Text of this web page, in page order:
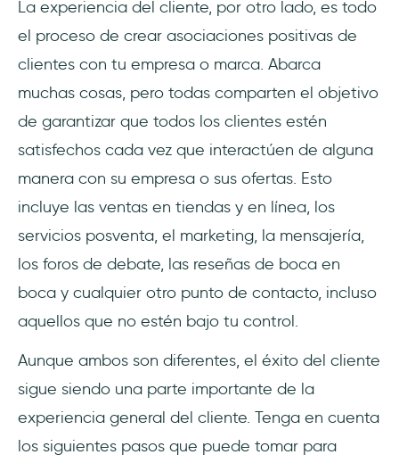
La experiencia del cliente, por otro lado, es todo
el proceso de crear asociaciones positivas de
clientes con tu empresa o marca. Abarca
muchas cosas, pero todas comparten el objetivo
de garantizar que todos los clientes estén
satisfechos cada vez que interactúen de alguna
manera con su empresa o sus ofertas. Esto
incluye las ventas en tiendas y en línea, los
servicios posventa, el marketing, la mensajería,
los foros de debate, las reseñas de boca en
boca y cualquier otro punto de contacto, incluso
aquellos que no estén bajo tu control.
Aunque ambos son diferentes, el éxito del cliente
sigue siendo una parte importante de la
experiencia general del cliente. Tenga en cuenta
los siguientes pasos que puede tomar para